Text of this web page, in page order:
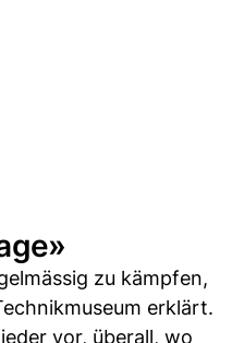
zu kämpfen,
erklärt.
vor, überall, wo